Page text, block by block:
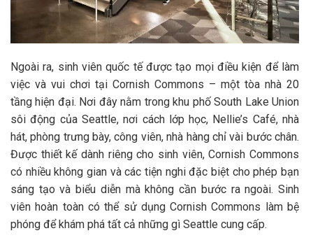
Ngoài ra, sinh viên quốc tế được tạo mọi điều kiện để làm
việc và vui chơi tại Cornish Commons – một tòa nhà 20
tầng hiện đại. Nơi đây nằm trong khu phố South Lake Union
sôi động của Seattle, nơi cách lớp học, Nellie’s Café, nhà
hát, phòng trưng bày, công viên, nhà hàng chỉ vài bước chân.
Được thiết kế dành riêng cho sinh viên, Cornish Commons
có nhiều không gian và các tiện nghi đặc biệt cho phép bạn
sáng tạo và biểu diễn mà không cần bước ra ngoài. Sinh
viên hoàn toàn có thể sử dụng Cornish Commons làm bệ
phóng để khám phá tất cả những gì Seattle cung cấp.